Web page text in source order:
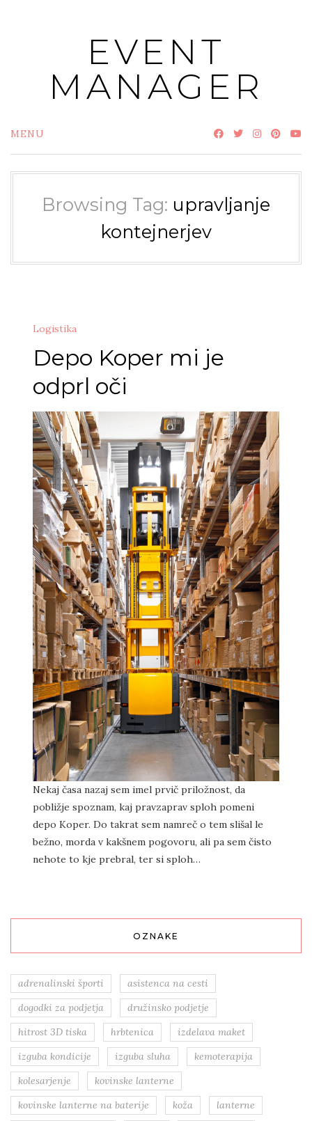
EVENT
MANAGER
MENU
Browsing Tag: upravljanje
kontejnerjev
Logistika
Depo Koper mi je
odprl oči
Nekaj časa nazaj sem imel prvič priložnost, da
pobližje spoznam, kaj pravzaprav sploh pomeni
depo Koper. Do takrat sem namreč o tem slišal le
bežno, morda v kakšnem pogovoru, ali pa sem čisto
nehote to kje prebral, ter si sploh…
OZNAKE
adrenalinski športi
asistenca na cesti
dogodki za podjetja
družinsko podjetje
hitrost 3D tiska
hrbtenica
izdelava maket
izguba kondicije
izguba sluha
kemoterapija
kolesarjenje
kovinske lanterne
kovinske lanterne na baterije
koža
lanterne